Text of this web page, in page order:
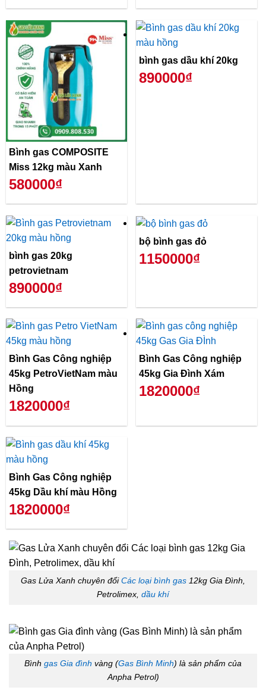
Bình gas COMPOSITE
Miss 12kg màu Xanh
580000₫
bình gas dầu khí 20kg
890000₫
bình gas 20kg
petrovietnam
890000₫
bộ bình gas đỏ
1150000₫
Bình Gas Công nghiệp
45kg PetroVietNam màu
Hồng
1820000₫
Bình Gas Công nghiệp
45kg Gia Đình Xám
1820000₫
Bình Gas Công nghiệp
45kg Dầu khí màu Hồng
1820000₫
Gas Lửa Xanh chuyên đổiCác loại bình gas 12kg Gia Đình,
Petrolimex, dầu khí
Bình gas Gia đình vàng (Gas Bình Minh) là sản phẩm của
Anpha Petrol)